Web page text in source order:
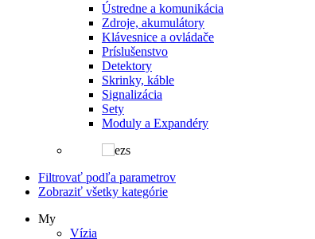
Ústredne a komunikácia
Zdroje, akumulátory
Klávesnice a ovládače
Príslušenstvo
Detektory
Skrinky, káble
Signalizácia
Sety
Moduly a Expandéry
Filtrovať podľa parametrov
Zobraziť všetky kategórie
My
Vízia